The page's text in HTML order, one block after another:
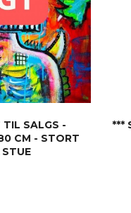
TIL SALGS -
CM - STORT
***